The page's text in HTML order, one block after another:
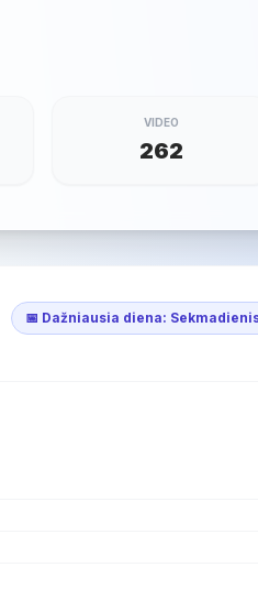
VIDEO
262
📅 Dažniausia diena: